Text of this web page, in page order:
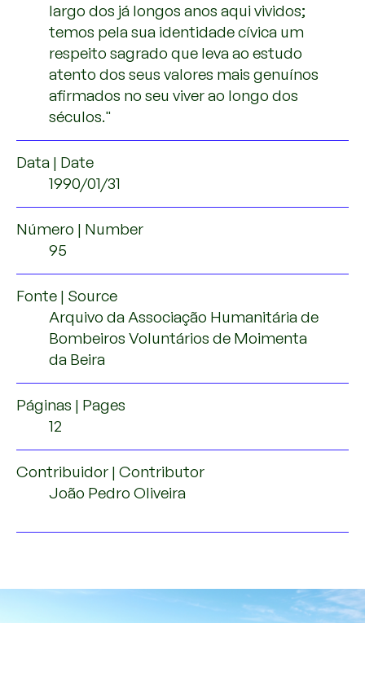
largo dos já longos anos aqui vividos;
temos pela sua identidade cívica um
respeito sagrado que leva ao estudo
atento dos seus valores mais genuínos
afirmados no seu viver ao longo dos
séculos."
Data | Date
1990/01/31
Número | Number
95
Fonte | Source
Arquivo da Associação Humanitária de
Bombeiros Voluntários de Moimenta
da Beira
Páginas | Pages
12
Contribuidor | Contributor
João Pedro Oliveira